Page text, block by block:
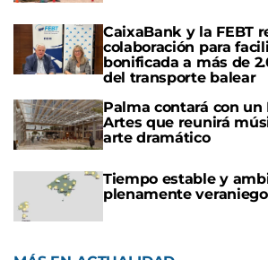
CaixaBank y la FEBT
colaboración para
bonificada a más de
del transporte balear
Palma contará con
Artes que reunirá
arte dramático
Tiempo estable y
plenamente